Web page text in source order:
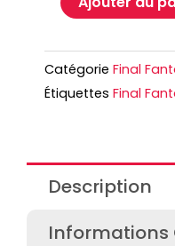
Catégorie Final
Étiquettes Final
Description
Informations